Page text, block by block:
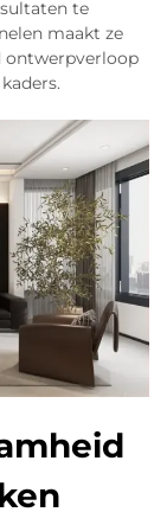
te
maakt ze
ontwerpverloop